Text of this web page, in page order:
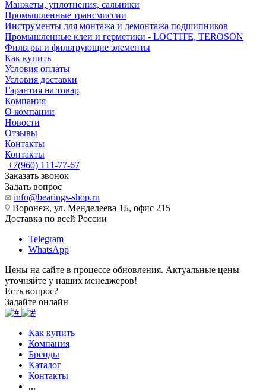
Манжеты, уплотнения, сальники
Промышленные трансмиссии
Инструменты для монтажа и демонтажа подшипников
Промышленные клеи и герметики - LOCTITE, TEROSON
Фильтры и фильтрующие элементы
Как купить
Условия оплаты
Условия доставки
Гарантия на товар
Компания
О компании
Новости
Отзывы
Контакты
Контакты
+7(960) 111-77-67
Заказать звонок
Задать вопрос
info@bearings-shop.ru
Воронеж, ул. Менделеева 1Б, офис 215
Доставка по всей России
Telegram
WhatsApp
Цены на сайте в процессе обновления. Актуальные цены
уточняйте у наших менеджеров!
Есть вопрос?
Задайте онлайн
Как купить
Компания
Бренды
Каталог
Контакты
...